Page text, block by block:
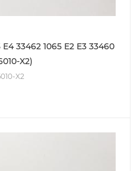
33462 1065 Е2 Е3 33460
X2)
X2